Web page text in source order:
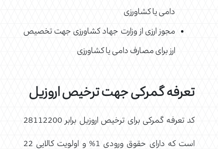
دامی یا کشاورزی
مجوز ارزی از وزارت جهاد کشاورزی جهت تخصیص
ارز برای مصارف دامی یا کشاورزی
تعرفه گمرکی جهت ترخیص اروزیل
کد تعرفه گمرکی برای ترخیص اروزیل برابر 28112200
است که دارای حقوق ورودی 1% و اولویت کالایی 22